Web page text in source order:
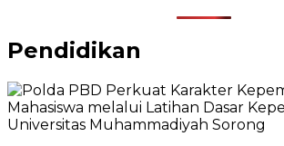
Pendidikan